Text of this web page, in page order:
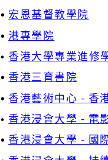
• 宏恩基督教學院
• 港專學院
• 香港大學專業進修
• 香港三育書院
• 香港藝術中心 - 香
• 香港浸會大學 - 電
• 香港浸會大學 - 國